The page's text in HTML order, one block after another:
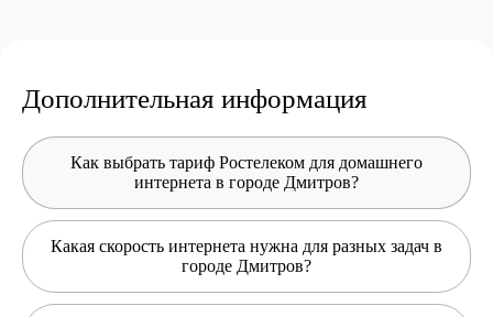
Дополнительная информация
Как выбрать тариф Ростелеком для домашнего
интернета в городе Дмитров?
Какая скорость интернета нужна для разных задач в
городе Дмитров?